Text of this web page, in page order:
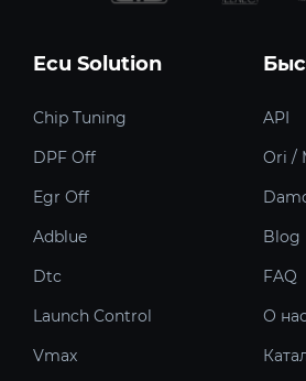
Ecu Solution
Chip Tuning
DPF Off
Egr Off
Adblue
Dtc
Launch Control
Vmax
API
Ori /
Blog
FAQ
О